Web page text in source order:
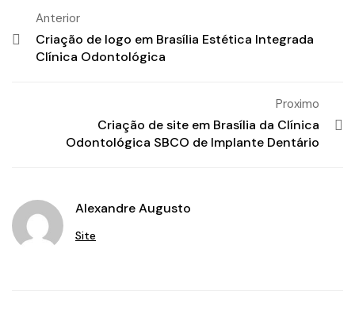
Anterior
Criação de logo em Brasília Estética Integrada
Clínica Odontológica
Proximo
Criação de site em Brasília da Clínica
Odontológica SBCO de Implante Dentário
Alexandre Augusto
Site